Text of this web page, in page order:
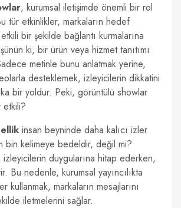
, kurumsal iletişimde önemli bir rol
tür etkinlikler, markaların hedef
bir şekilde bağlantı kurmalarına
ki, bir ürün veya hizmet tanıtımı
metinle bunu anlatmak yerine,
desteklemek, izleyicilerin dikkatini
bir yoldur. Peki, görüntülü showlar
insan beyninde daha kalıcı izler
bin kelimeye bedeldir, değil mi?
duygularına hitap ederken,
Bu nedenle, kurumsal yayıncılıkta
kullanmak, markaların mesajlarını
iletmelerini sağlar.